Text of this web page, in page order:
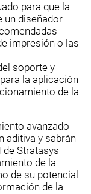
para que la
un diseñador
impresión o las
soporte y
la aplicación
de la
avanzado
aditiva y sabrán
Stratasys
de la
de su potencial
de la